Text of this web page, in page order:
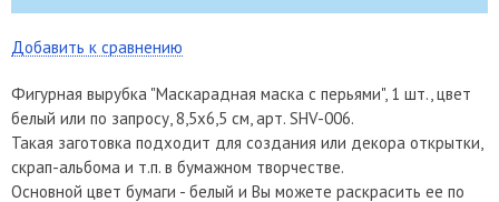
Добавить к сравнению
Фигурная вырубка "Маскарадная маска с перьями", 1 шт., цвет
белый или по запросу, 8,5х6,5 см, арт. SHV-006.
Такая заготовка подходит для создания или декора открытки,
скрап-альбома и т.п. в бумажном творчестве.
Основной цвет бумаги - белый и Вы можете раскрасить ее по